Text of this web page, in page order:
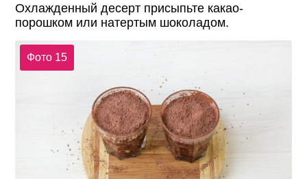
Охлажденный десерт присыпьте какао-
порошком или натертым шоколадом.
Фото 15